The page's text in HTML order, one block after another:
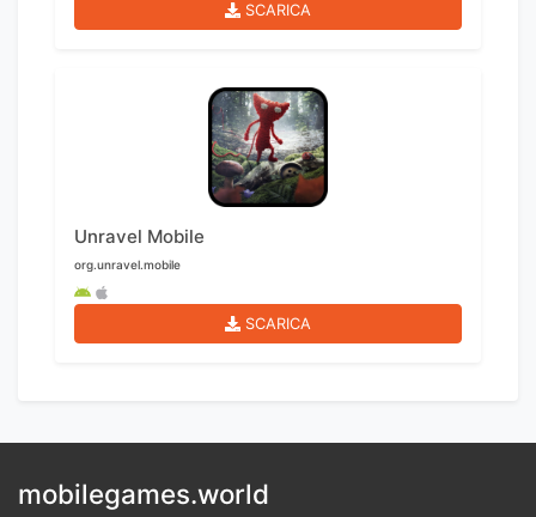
SCARICA
Unravel Mobile
org.unravel.mobile
SCARICA
mobilegames.world